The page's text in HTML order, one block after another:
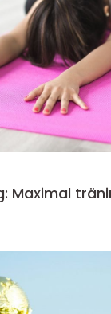
Maximal